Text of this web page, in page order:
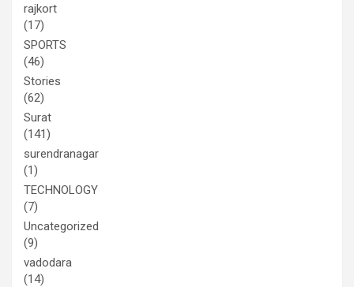
rajkort
(17)
SPORTS
(46)
Stories
(62)
Surat
(141)
surendranagar
(1)
TECHNOLOGY
(7)
Uncategorized
(9)
vadodara
(14)